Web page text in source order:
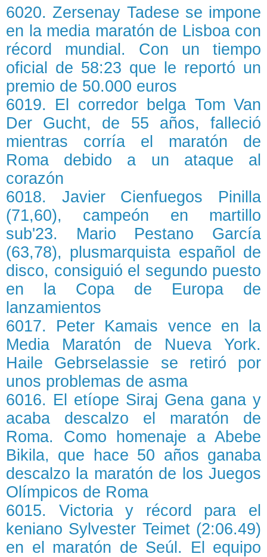
6020. Zersenay Tadese se impone
en la media maratón de Lisboa con
récord mundial. Con un tiempo
oficial de 58:23 que le reportó un
premio de 50.000 euros
6019. El corredor belga Tom Van
Der Gucht, de 55 años, falleció
mientras corría el maratón de
Roma debido a un ataque al
corazón
6018. Javier Cienfuegos Pinilla
(71,60), campeón en martillo
sub'23. Mario Pestano García
(63,78), plusmarquista español de
disco, consiguió el segundo puesto
en la Copa de Europa de
lanzamientos
6017. Peter Kamais vence en la
Media Maratón de Nueva York.
Haile Gebrselassie se retiró por
unos problemas de asma
6016. El etíope Siraj Gena gana y
acaba descalzo el maratón de
Roma. Como homenaje a Abebe
Bikila, que hace 50 años ganaba
descalzo la maratón de los Juegos
Olímpicos de Roma
6015. Victoria y récord para el
keniano Sylvester Teimet (2:06.49)
en el maratón de Seúl. El equipo